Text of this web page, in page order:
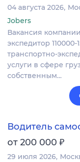
04 августа 2026
Jobers
Вакансия
экспедитор
транспортно-
услуги в сфере
собственным…
Водитель
от 200 000 ₽
29 июля 2026